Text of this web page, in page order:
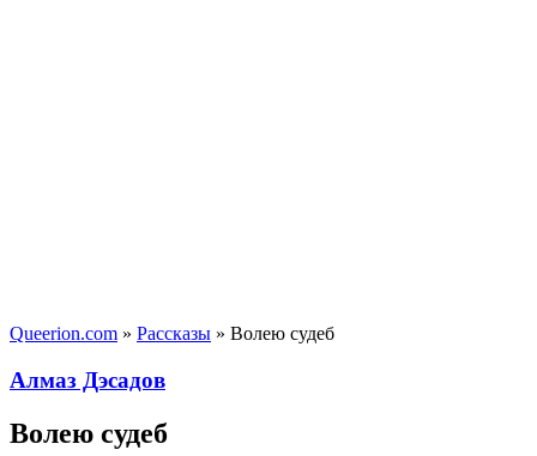
Queerion.com » Рассказы » Волею судеб
Алмаз Дэсадов
Волею судеб